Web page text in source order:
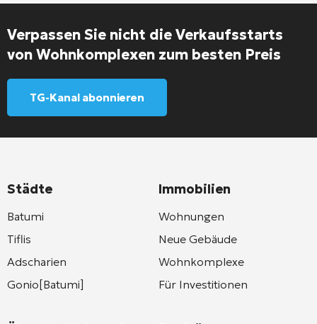
Verpassen Sie nicht die Verkaufsstarts
von Wohnkomplexen zum besten Preis
TG-Kanal abonnieren
Städte
Batumi
Tiflis
Adscharien
Gonio[Batumi]
Immobilien
Wohnungen
Neue Gebäude
Wohnkomplexe
Für Investitionen